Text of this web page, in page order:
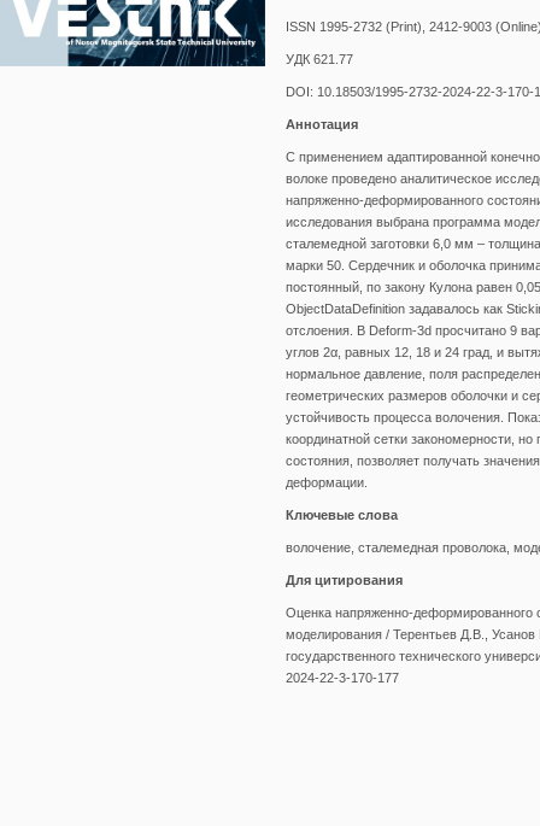
ISSN 1995-2732 (Print), 2412-9003
УДК 621.77
DOI: 10.18503/1995-2732-2024-22-3-170-
Аннотация
С применением адаптированной
волоке проведено аналитическое
напряженно-деформированного
исследования выбрана программа
сталемедной заготовки 6,0 мм –
марки 50. Сердечник и оболочка
постоянный, по закону Кулона равен
ObjectDataDefinition задавалось как
отслоения. В Deform-3d просчитано 9
углов 2α, равных 12, 18 и 24 град, и
нормальное давление, поля
геометрических размеров оболочки и
устойчивость процесса волочения.
координатной сетки закономерности,
состояния, позволяет получать
деформации.
Ключевые слова
волочение, сталемедная проволока,
Для цитирования
Оценка напряженно-деформированного
моделирования / Терентьев Д.В.,
государственного технического
2024-22-3-170-177